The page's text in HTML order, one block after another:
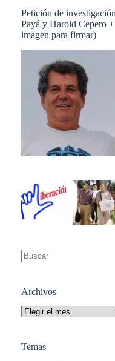
Petición de
Payá y Harold Cepero
imagen para firmar)
Archivos
Archivos
Temas